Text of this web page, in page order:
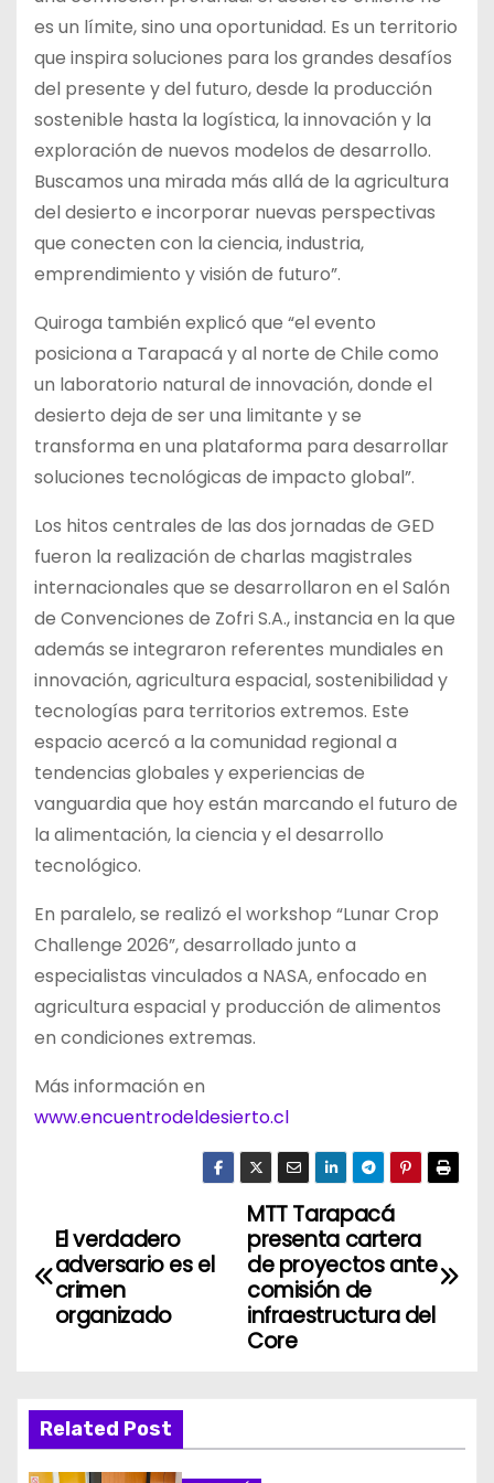
es un límite, sino una oportunidad. Es un territorio
que inspira soluciones para los grandes desafíos
del presente y del futuro, desde la producción
sostenible hasta la logística, la innovación y la
exploración de nuevos modelos de desarrollo.
Buscamos una mirada más allá de la agricultura
del desierto e incorporar nuevas perspectivas
que conecten con la ciencia, industria,
emprendimiento y visión de futuro”.
Quiroga también explicó que “el evento
posiciona a Tarapacá y al norte de Chile como
un laboratorio natural de innovación, donde el
desierto deja de ser una limitante y se
transforma en una plataforma para desarrollar
soluciones tecnológicas de impacto global”.
Los hitos centrales de las dos jornadas de GED
fueron la realización de charlas magistrales
internacionales que se desarrollaron en el Salón
de Convenciones de Zofri S.A., instancia en la que
además se integraron referentes mundiales en
innovación, agricultura espacial, sostenibilidad y
tecnologías para territorios extremos. Este
espacio acercó a la comunidad regional a
tendencias globales y experiencias de
vanguardia que hoy están marcando el futuro de
la alimentación, la ciencia y el desarrollo
tecnológico.
En paralelo, se realizó el workshop “Lunar Crop
Challenge 2026”, desarrollado junto a
especialistas vinculados a NASA, enfocado en
agricultura espacial y producción de alimentos
en condiciones extremas.
Más información en
www.encuentrodeldesierto.cl
N
a
g
a
MTT Tarapacá
presenta cartera
de proyectos ante
comisión de
infraestructura del
Core
El verdadero
adversario es el
crimen
organizado
Related Post